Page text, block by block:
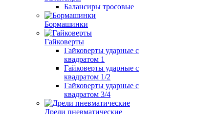
Балансиры тросовые
Бормашинки
Гайковерты
Гайковерты ударные с
квадратом 1
Гайковерты ударные с
квадратом 1/2
Гайковерты ударные с
квадратом 3/4
Дрели пневматические